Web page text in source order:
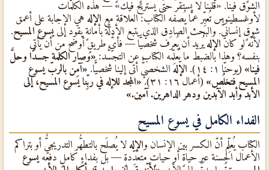
الشوق فينا. «قلبنا لا يستقرّ حتّى يستريح فيك» — هذه الكلمات
لأوغسطينوس تُعبِّر عمّا يُصفه الكتاب: العلاقة مع الإله هي الإجابة على أعمق
شوقٍ إنسانيٌّ. والبحث الصادق الذي يتبع الأدلَّة بأمانةٍ يقود إلى يسوع المسيح.
لأنّه لو كان الإله يُريد أن يُعرَف شخصيًّا — فأيُّ طريقٍ أوضح من أن يأتي
بنفسه؟ وهذا بالضبط ما يُعلِّمه الكتاب عن التجسُّد: «وصار الكلمة جسدًا وحلَّ
فينا» (يوحنّا ١: ١٤). الإله الشخصيٌّ أتى إلينا شخصيًّا. «آمِن بالربّ يسوع
المسيح فتخلُص» (أعمال ١٦: ٣١).
«المجد للإله في ربِّنا يسوع المسيح، إلى
الأبد وأبد الآبدين ودهر الداهرين. آمين.»
الفداء الكامل في يسوع المسيح
الكتاب يُعلِّم أنّ الكسر بين الإنسان والإله لا يُصلَح بالتطهُّر التدريجيٌّ أو بتراكم
الأعمال الحسنة عبر حياةٍ أو حياتٍ متعدِّدةٍ — بل بفداءٍ كاملٍ دفعه يسوع